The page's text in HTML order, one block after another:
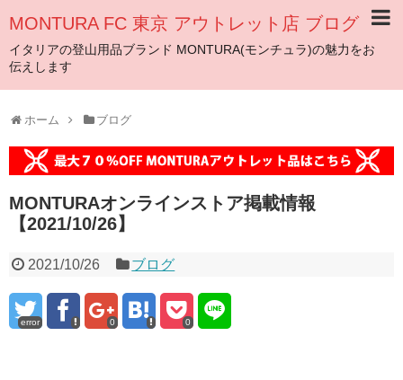
MONTURA FC 東京 アウトレット店 ブログ
イタリアの登山用品ブランド MONTURA(モンチュラ)の魅力をお
伝えします
ホーム ブログ
MONTURAオンラインストア掲載情報
【2021/10/26】
2021/10/26 ブログ
error 0 0